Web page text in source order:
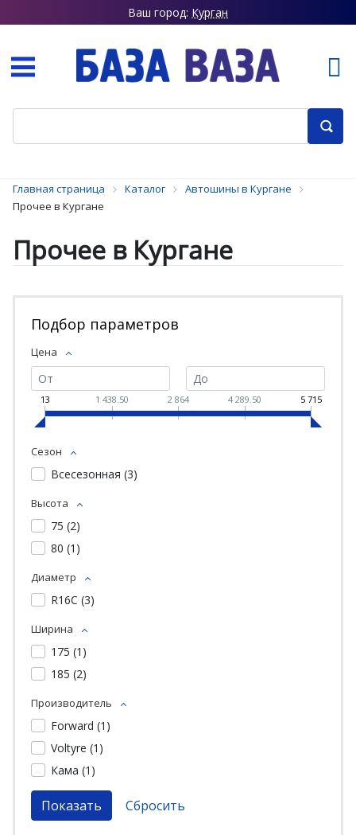
Ваш город: Курган
Главная страница Каталог
Автошины в Кургане
Прочее в Кургане
Прочее в Кургане
Подбор параметров
Цена
13 1 438.50 2 864 4 289.50 5 715
Сезон
Всесезонная (3)
Высота
75 (2)
80 (1 )
Диаметр
R16C (3)
Ширина
175 (1 )
185 (2)
Производитель
Forward (1 )
Voltyre (1 )
Кама (1 )